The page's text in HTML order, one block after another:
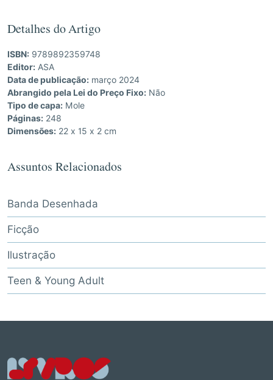
Detalhes do Artigo
ISBN: 9789892359748
Editor: ASA
Data de publicação: março 2024
Abrangido pela Lei do Preço Fixo: Não
Tipo de capa: Mole
Páginas: 248
Dimensões: 22 x 15 x 2 cm
Assuntos Relacionados
Banda Desenhada
Ficção
Ilustração
Teen & Young Adult